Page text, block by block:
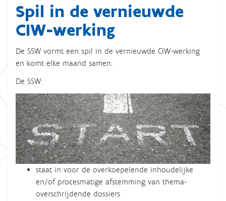
Spil in de vernieuwde
CIW-werking
De SSW vormt een spil in de vernieuwde CIW-werking
en komt elke maand samen.
De SSW:
staat in voor de overkoepelende inhoudelijke
en/of procesmatige afstemming van thema-
overschrijdende dossiers